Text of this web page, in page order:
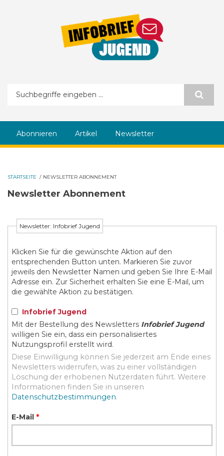
Suchformular
Abonnieren Artikel Newsletter
STARTSEITE / NEWSLETTER ABONNEMENT
Newsletter Abonnement
Newsletter: Infobrief Jugend
Klicken Sie für die gewünschte Aktion auf den
entsprechenden Button unten. Markieren Sie zuvor
jeweils den Newsletter Namen und geben Sie Ihre E-Mail
Adresse ein. Zur Sicherheit erhalten Sie eine E-Mail, um
die gewählte Aktion zu bestätigen.
Infobrief Jugend
Mit der Bestellung des Newsletters Infobrief Jugend
willigen Sie ein, dass ein personalisiertes
Nutzungsprofil erstellt wird.
Diese Einwilligung können Sie jederzeit am Ende eines
Newsletters widerrufen, was zu einer vollständigen
Löschung der erhobenen Nutzerdaten führt. Weitere
Informationen finden Sie in unseren
Datenschutzbestimmungen.
E-Mail *